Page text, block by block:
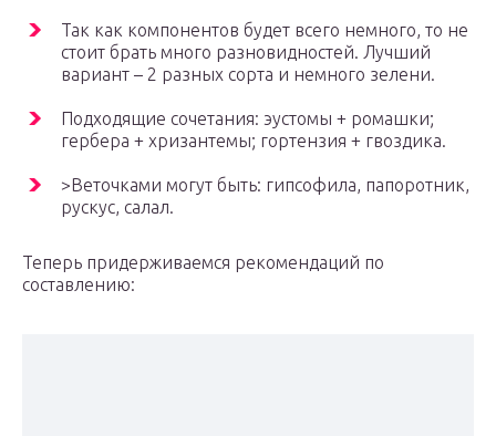
Так как компонентов будет всего немного, то не
стоит брать много разновидностей. Лучший
вариант – 2 разных сорта и немного зелени.
Подходящие сочетания: эустомы + ромашки;
гербера + хризантемы; гортензия + гвоздика.
>Веточками могут быть: гипсофила, папоротник,
рускус, салал.
Теперь придерживаемся рекомендаций по
составлению: